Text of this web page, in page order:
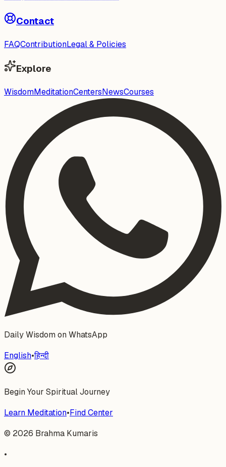
Contact
FAQContributionLegal & Policies
Explore
WisdomMeditationCentersNewsCourses
Daily Wisdom on WhatsApp
English•हिन्दी
Begin Your Spiritual Journey
Learn Meditation•Find Center
© 2026 Brahma Kumaris
•